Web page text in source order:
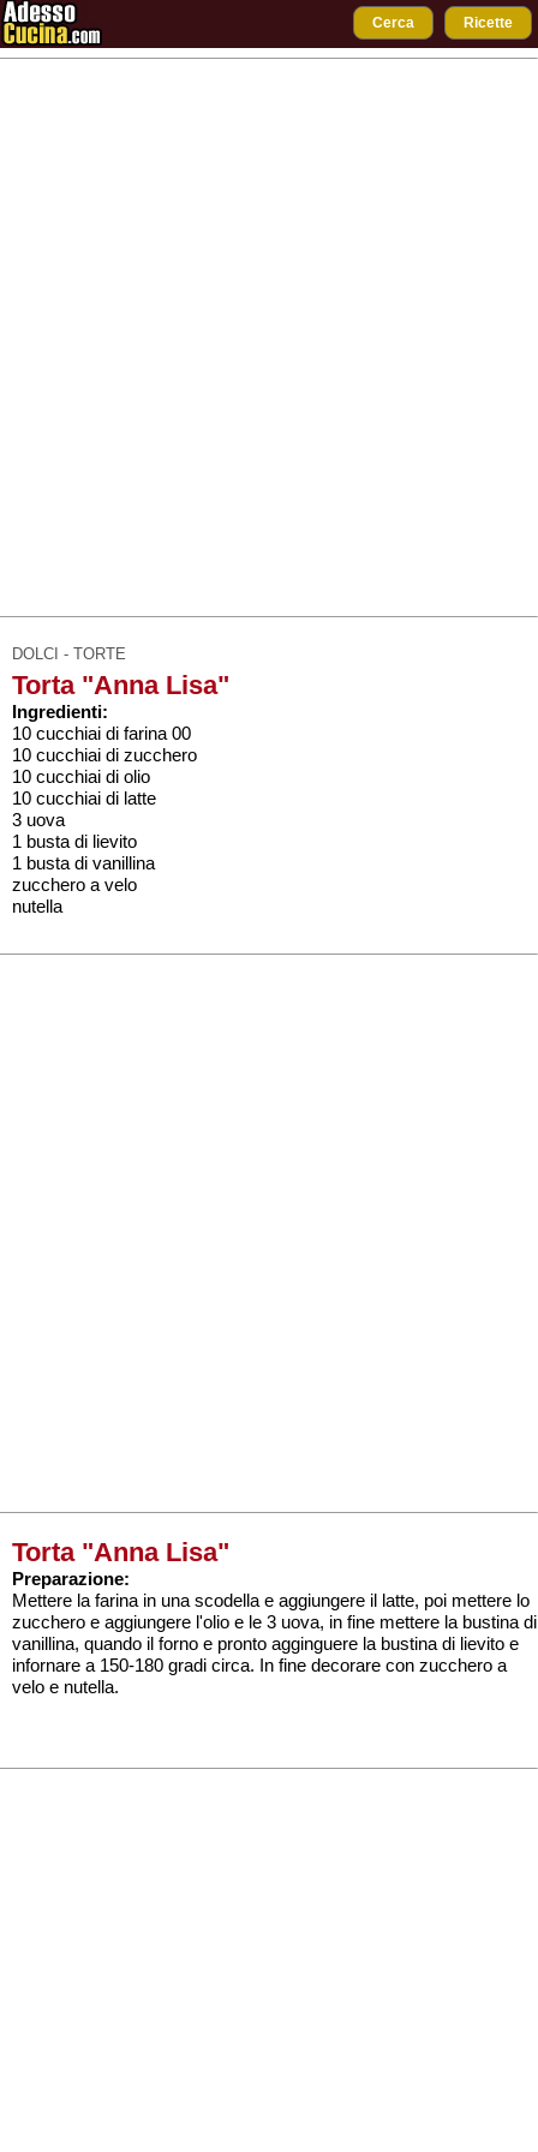
Cerca Ricette
DOLCI - TORTE
Torta "Anna Lisa"
Ingredienti:
10 cucchiai di farina 00
10 cucchiai di zucchero
10 cucchiai di olio
10 cucchiai di latte
3 uova
1 busta di lievito
1 busta di vanillina
zucchero a velo
nutella
Torta "Anna Lisa"
Preparazione:
Mettere la farina in una scodella e aggiungere il latte, poi mettere lo
zucchero e aggiungere l'olio e le 3 uova, in fine mettere la bustina di
vanillina, quando il forno e pronto agginguere la bustina di lievito e
infornare a 150-180 gradi circa. In fine decorare con zucchero a
velo e nutella.